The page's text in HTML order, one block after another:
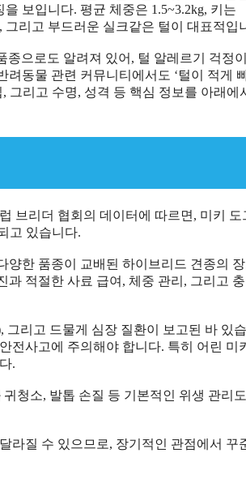
보입니다. 평균 체중은 1.5~3.2kg, 키는
리고 부드러운 실크같은 털이 대표적입
종으로도 알려져 있어, 털 알레르기 걱정
동물 관련 커뮤니티에서도 ‘털이 적게
그리고 수명, 성격 등 핵심 정보를 아래에
브리더 협회의 데이터에 따르면, 미키 도
고 있습니다.
양한 품종이 교배된 하이브리드 견종의
과 적절한 사료 급여, 체중 관리, 그리고
그리고 드물게 심장 질환이 보고된 바 있
전사고에 주의해야 합니다. 특히 어린 미
.
청소, 발톱 손질 등 기본적인 위생 관리
라질 수 있으므로, 장기적인 관점에서 꾸